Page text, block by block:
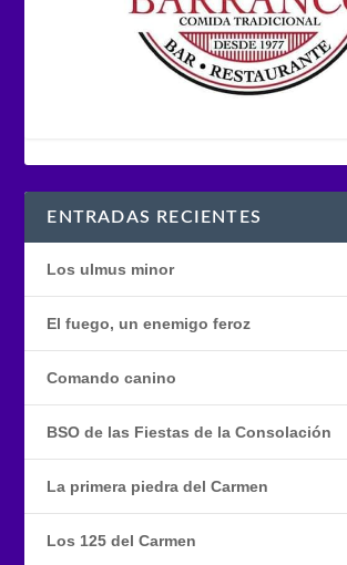
ENTRADAS RECIENTES
Los ulmus minor
El fuego, un enemigo feroz
Comando canino
BSO de las Fiestas de la Consolación
La primera piedra del Carmen
Los 125 del Carmen